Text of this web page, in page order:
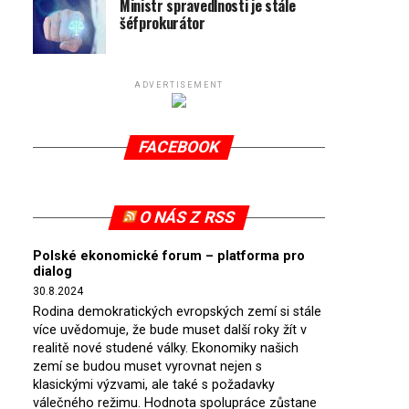
Ministr spravedlnosti je stále
šéfprokurátor
ADVERTISEMENT
FACEBOOK
O NÁS Z RSS
Polské ekonomické forum – platforma pro
dialog
30.8.2024
Rodina demokratických evropských zemí si stále
více uvědomuje, že bude muset další roky žít v
realitě nové studené války. Ekonomiky našich
zemí se budou muset vyrovnat nejen s
klasickými výzvami, ale také s požadavky
válečného režimu. Hodnota spolupráce zůstane